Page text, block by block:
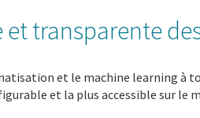
et transparente
et le machine learning
et la plus accessible sur le